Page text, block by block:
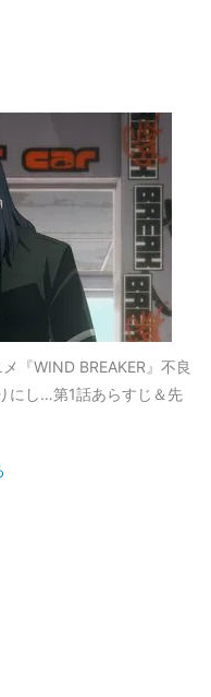
『WIND BREAKER』不良
にし…第1話あらすじ＆先